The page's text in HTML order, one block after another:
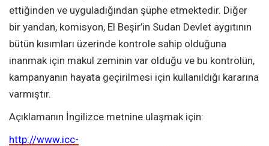
ettiğinden ve uyguladığından şüphe etmektedir. Diğer
bir yandan, komisyon, El Beşir’in Sudan Devlet aygıtının
bütün kısımları üzerinde kontrole sahip olduğuna
inanmak için makul zeminin var olduğu ve bu kontrolün,
kampanyanın hayata geçirilmesi için kullanıldığı kararına
varmıştır.
Açıklamanın İngilizce metnine ulaşmak için:
http://www.icc-